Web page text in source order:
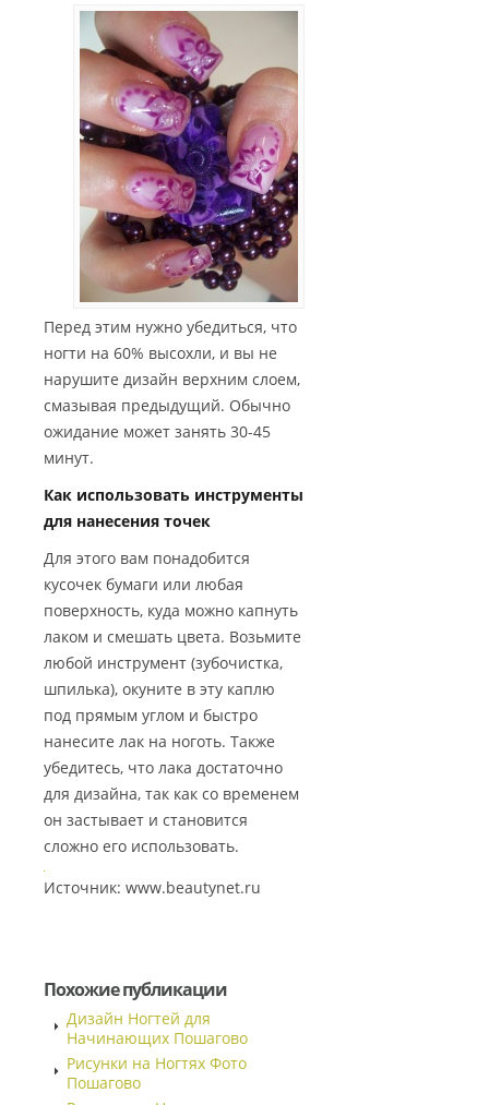
Перед этим нужно убедиться, что
ногти на 60% высохли, и вы не
нарушите дизайн верхним слоем,
смазывая предыдущий. Обычно
ожидание может занять 30-45
минут.
Как использовать инструменты
для нанесения точек
Для этого вам понадобится
кусочек бумаги или любая
поверхность, куда можно капнуть
лаком и смешать цвета. Возьмите
любой инструмент (зубочистка,
шпилька), окуните в эту каплю
под прямым углом и быстро
нанесите лак на ноготь. Также
убедитесь, что лака достаточно
для дизайна, так как со временем
он застывает и становится
сложно его использовать.
Источник: www.beautynet.ru
Похожие публикации
Дизайн Ногтей для
Начинающих Пошагово
Рисунки на Ногтях Фото
Пошагово